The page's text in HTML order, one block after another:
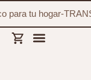
para tu hogar-